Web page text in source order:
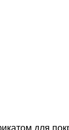
для